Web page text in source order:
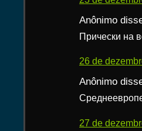
Anônimo
Прически на
26 de
Anônimo
27 de